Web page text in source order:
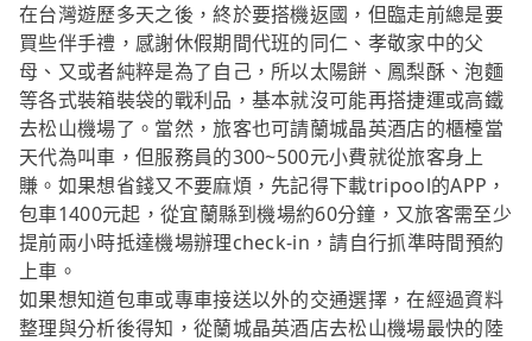
在台灣遊歷多天之後，終於要搭機返國，但臨走前總是要
買些伴手禮，感謝休假期間代班的同仁、孝敬家中的父
母、又或者純粹是為了自己，所以太陽餅、鳳梨酥、泡麵
等各式裝箱裝袋的戰利品，基本就沒可能再搭捷運或高鐵
去松山機場了。當然，旅客也可請蘭城晶英酒店的櫃檯當
天代為叫車，但服務員的300~500元小費就從旅客身上
賺。如果想省錢又不要麻煩，先記得下載tripool的APP，
包車1400元起，從宜蘭縣到機場約60分鐘，又旅客需至少
提前兩小時抵達機場辦理check-in，請自行抓準時間預約
上車。
如果想知道包車或專車接送以外的交通選擇，在經過資料
整理與分析後得知，從蘭城晶英酒店去松山機場最快的陸